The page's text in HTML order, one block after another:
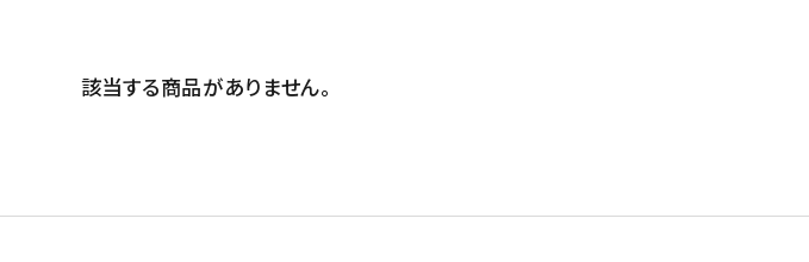
価格が安い
該当する商品がありません。